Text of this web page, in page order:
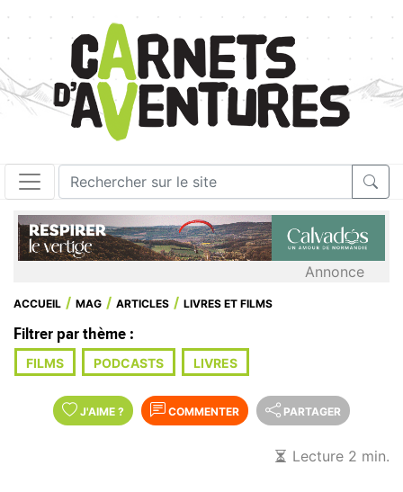
Annonce
ACCUEIL MAG ARTICLES LIVRES ET FILMS
Filtrer par thème :
FILMS PODCASTS LIVRES
J'AIME ? COMMENTER PARTAGER
Lecture 2 min.